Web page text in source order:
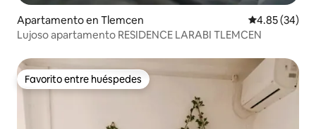
Apartamento en Tlemcen Calificación
4.85 (34)
Lujoso apartamento RESIDENCE LARABI TLEMCEN
Favorito entre huéspedes
Favorito entre huéspedes